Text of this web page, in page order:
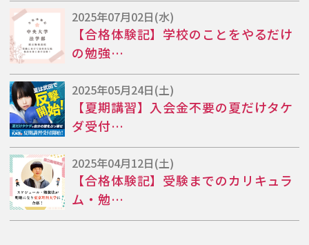
2025年07月02日(水)
【合格体験記】学校のことをやるだけ
の勉強…
2025年05月24日(土)
【夏期講習】入会金不要の夏だけタケ
ダ受付…
2025年04月12日(土)
【合格体験記】受験までのカリキュラ
ム・勉…